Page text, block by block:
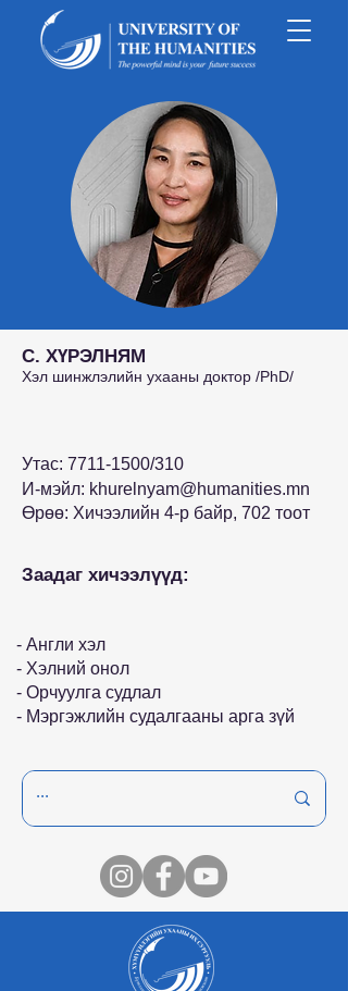
С. ХҮРЭЛНЯМ
Хэл шинжлэлийн ухааны доктор /PhD/
Утас: 7711-1500/310
И-мэйл: khurelnyam@humanities.mn
Өрөө: Хичээлийн 4-р байр, 702 тоот
Заадаг хичээлүүд:
- Англи хэл
- Хэлний онол
- Орчуулга судлал
- Мэргэжлийн судалгааны арга зүй